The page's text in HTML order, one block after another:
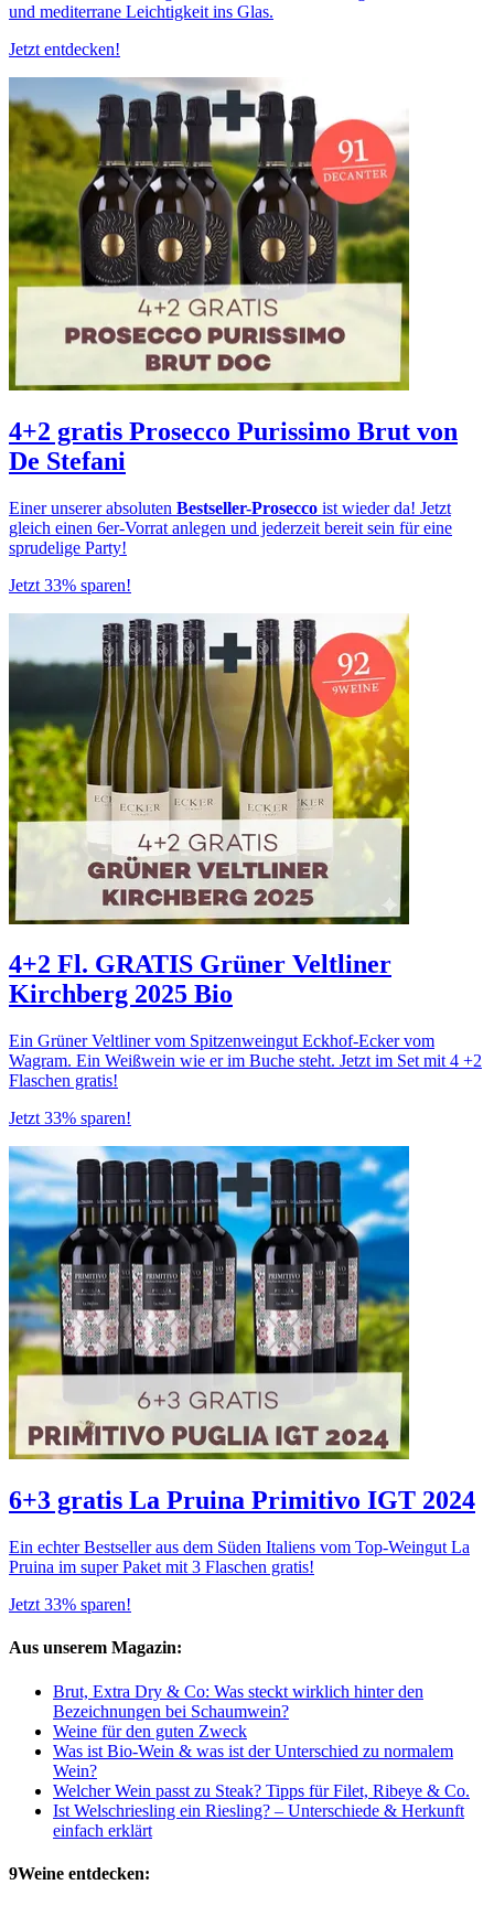
und mediterrane Leichtigkeit ins Glas.
Jetzt entdecken!
4+2 gratis Prosecco Purissimo Brut von
De Stefani
Einer unserer absoluten Bestseller-Prosecco ist wieder da! Jetzt
gleich einen 6er-Vorrat anlegen und jederzeit bereit sein für eine
sprudelige Party!
Jetzt 33% sparen!
4+2 Fl. GRATIS Grüner Veltliner
Kirchberg 2025 Bio
Ein Grüner Veltliner vom Spitzenweingut Eckhof-Ecker vom
Wagram. Ein Weißwein wie er im Buche steht. Jetzt im Set mit 4 +2
Flaschen gratis!
Jetzt 33% sparen!
6+3 gratis La Pruina Primitivo IGT 2024
Ein echter Bestseller aus dem Süden Italiens vom Top-Weingut La
Pruina im super Paket mit 3 Flaschen gratis!
Jetzt 33% sparen!
Aus unserem Magazin:
Brut, Extra Dry & Co: Was steckt wirklich hinter den
Bezeichnungen bei Schaumwein?
Weine für den guten Zweck
Was ist Bio-Wein & was ist der Unterschied zu normalem
Wein?
Welcher Wein passt zu Steak? Tipps für Filet, Ribeye & Co.
Ist Welschriesling ein Riesling? – Unterschiede & Herkunft
einfach erklärt
9Weine entdecken: